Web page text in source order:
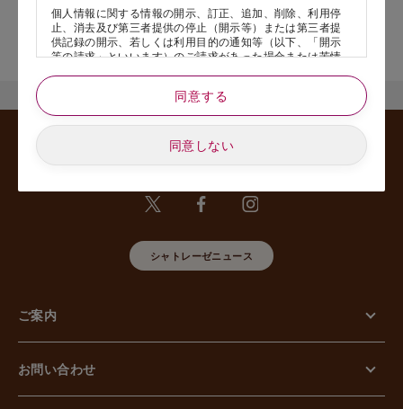
個人情報に関する情報の開示、訂正、追加、削除、利用停
止、消去及び第三者提供の停止（開示等）または第三者提
供記録の開示、若しくは利用目的の通知等（以下、「開示
等の請求」といいます）のご請求があった場合または苦情
認させていただいたうえで、特別な理由のない限り合理的
な期間と範囲内で対応させていただきます。
5. 個人情報の安全管理のために講じた措置について
当社は外的環境を把握した上で個人情報の安全管理のため
【組織的安全管理措置】
組織体制の整備、個人情報の取扱いに係る規律に従った運
等事案に対応する体制の整備、取扱い状況の把握及び安全
管理措置の見直し等に関して、必要な措置を講じていま
期的な教育等を行っております。また、個人情報の秘密保
個人情報を取り扱う区域の管理、機器及び電子媒体等の盗
難等の防止、電子媒体等を持ち運ぶ場合の漏えい等の防
止、個人情報の削除及び機器、電子媒体等の廃棄に関し
同意する
同意しない
店舗サービスに関するお問い合わせにつきましては、内容欄に『店
舗名』を記載いただけますと幸いです。
シャトレーゼニュース
ご案内
お問い合わせ